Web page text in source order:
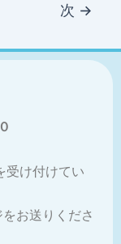
次 →
受け付けてい
お送りくださ